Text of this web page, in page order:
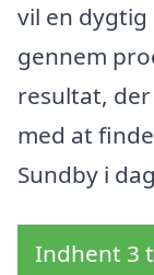
vil en
gennem
resultat, der
med at
Sundby i
Indhent 3